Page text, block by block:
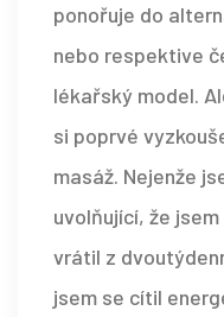
ponořuje do
nebo respektive
lékařský model.
si poprvé
masáž. Nejenže
uvolňující, že
vrátil z
jsem se cítil